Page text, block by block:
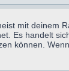
mit deinem
Es handelt
können.